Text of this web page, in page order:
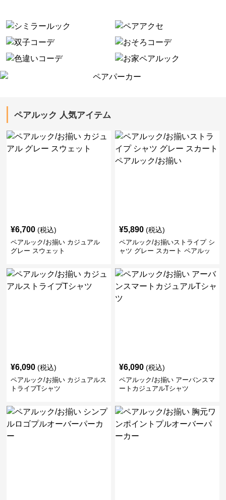
ペアルック 人気アイテム
¥6,700 (税込)
ペアルック/お揃い カジュアル
グレー スウェット
¥5,890 (税込)
ペアルック/お揃いストライプ シ
ャツ グレー スカート ペアルッ
¥6,090 (税込)
ペアルック/お揃い カジュアルス
トライプTシャツ
¥6,090 (税込)
ペアルック/お揃い アーバンスマ
ートカジュアルTシャツ